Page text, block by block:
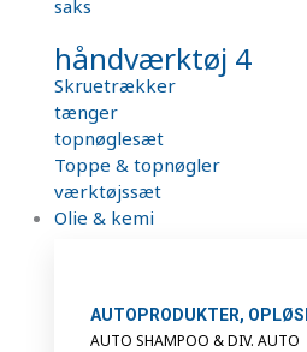
saks
håndværktøj 4
Skruetrækker
tænger
topnøglesæt
Toppe & topnøgler
værktøjssæt
Olie & kemi
AUTOPRODUKTER,
AUTO SHAMPOO & DIV. AUTO